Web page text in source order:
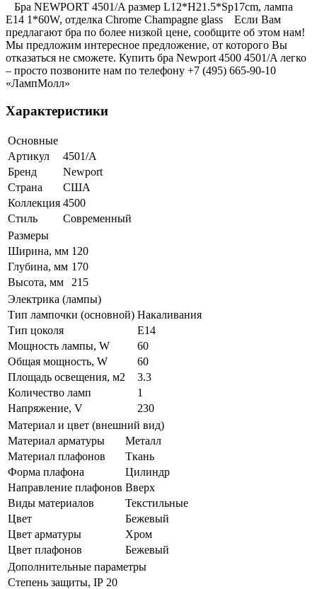
Бра NEWPORT 4501/A размер L12*H21.5*Sp17cm, лампа
E14 1*60W, отделка Chrome Champagne glass Если Вам
предлагают бра по более низкой цене, сообщите об этом нам!
Мы предложим интересное предложение, от которого Вы
отказаться не сможете. Купить бра Newport 4500 4501/A легко
– просто позвоните нам по телефону +7 (495) 665-90-10
«ЛампМолл»
Характеристики
Основные
Артикул
4501/A
Бренд
Newport
Страна
США
Коллекция 4500
Стиль
Современный
Размеры
Ширина, мм 120
Глубина, мм 170
Высота, мм
215
Электрика (лампы)
Тип лампочки (основной) Накаливания
Тип цоколя
E14
Мощность лампы, W
60
Общая мощность, W
60
Площадь освещения, м2
3.3
Количество ламп
1
Напряжение, V
230
Материал и цвет (внешний вид)
Материал арматуры
Металл
Материал плафонов
Ткань
Форма плафона
Цилиндр
Направление плафонов Вверх
Виды материалов
Текстильные
Цвет
Бежевый
Цвет арматуры
Хром
Цвет плафонов
Бежевый
Дополнительные параметры
Степень защиты, IP 20